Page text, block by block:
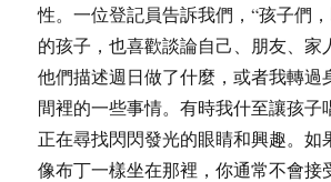
性。一位登記員告訴我們，“孩子們
的孩子，也喜歡談論自己、朋友、家
他們描述週日做了什麼，或者我轉過
間裡的一些事情。有時我什至讓孩子
正在尋找閃閃發光的眼睛和興趣。如
像布丁一樣坐在那裡，你通常不會接